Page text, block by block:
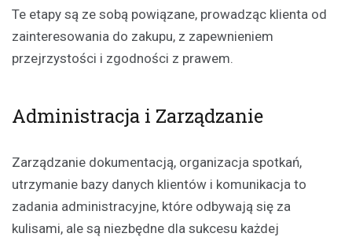
Te etapy są ze sobą powiązane, prowadząc klienta od
zainteresowania do zakupu, z zapewnieniem
przejrzystości i zgodności z prawem.
Administracja i Zarządzanie
Zarządzanie dokumentacją, organizacja spotkań,
utrzymanie bazy danych klientów i komunikacja to
zadania administracyjne, które odbywają się za
kulisami, ale są niezbędne dla sukcesu każdej